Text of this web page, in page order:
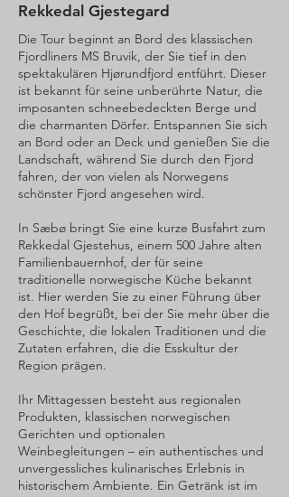
Rekkedal Gjestegard
Die Tour beginnt an Bord des klassischen
Fjordliners MS Bruvik, der Sie tief in den
spektakulären Hjørundfjord entführt. Dieser
ist bekannt für seine unberührte Natur, die
imposanten schneebedeckten Berge und
die charmanten Dörfer. Entspannen Sie sich
an Bord oder an Deck und genießen Sie die
Landschaft, während Sie durch den Fjord
fahren, der von vielen als Norwegens
schönster Fjord angesehen wird.
In Sæbø bringt Sie eine kurze Busfahrt zum
Rekkedal Gjestehus, einem 500 Jahre alten
Familienbauernhof, der für seine
traditionelle norwegische Küche bekannt
ist. Hier werden Sie zu einer Führung über
den Hof begrüßt, bei der Sie mehr über die
Geschichte, die lokalen Traditionen und die
Zutaten erfahren, die die Esskultur der
Region prägen.
Ihr Mittagessen besteht aus regionalen
Produkten, klassischen norwegischen
Gerichten und optionalen
Weinbegleitungen – ein authentisches und
unvergessliches kulinarisches Erlebnis in
historischem Ambiente. Ein Getränk ist im